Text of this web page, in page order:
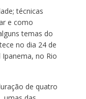
técnicas
e como
temas do
no dia 24 de
no Rio
de quatro